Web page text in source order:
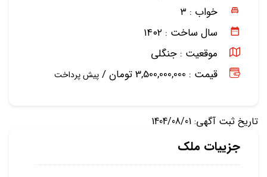
خواب : ۳
سال ساخت : ۱۴۰۲
موقعیت : جنگلی
قیمت : 3,500,000,000 تومان /
پیش پرداخت
تاریخ ثبت آگهی: 1404/08/01
جزییات ملک